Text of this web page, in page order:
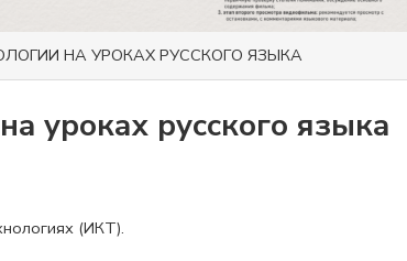
НА УРОКАХ РУССКОГО ЯЗЫКА
уроках русского языка
(ИКТ).